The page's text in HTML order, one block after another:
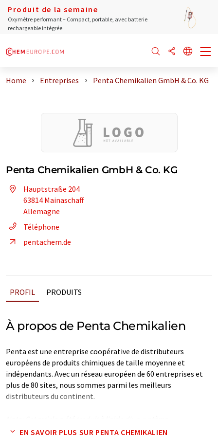
Produit de la semaine
Oxymètre performant – Compact, portable, avec batterie
rechargeable intégrée
Home Entreprises Penta Chemikalien GmbH & Co. KG
Penta Chemikalien GmbH & Co. KG
Hauptstraße 204
63814 Mainaschaff
Allemagne
Téléphone
pentachem.de
PROFIL PRODUITS
À propos de Penta Chemikalien
Penta est une entreprise coopérative de distributeurs
européens de produits chimiques de taille moyenne et
indépendants. Avec un réseau européen de 60 entreprises et
plus de 80 sites, nous sommes parmi les meilleurs
distributeurs du continent.
informatique sans intervention humaine. LUMITOS propose
EN SAVOIR PLUS SUR PENTA CHEMIKALIEN